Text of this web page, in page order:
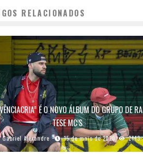
RELACIONADOS
É O NOVO ÁLBUM DO GRUPO DE
TESE MC’S
Gabriel Alexandre 15 de maio de 2020 2443